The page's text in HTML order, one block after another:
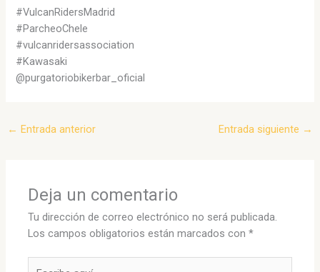
#VulcanRidersMadrid
#ParcheoChele
#vulcanridersassociation
#Kawasaki
@purgatoriobikerbar_oficial
← Entrada anterior Entrada siguiente →
Deja un comentario
Tu dirección de correo electrónico no será publicada.
Los campos obligatorios están marcados con*